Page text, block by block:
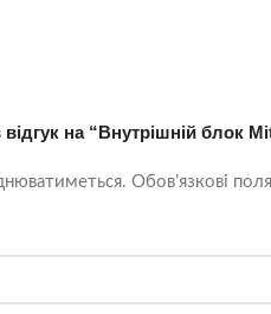
на “Внутрішній блок
Обов’язкові